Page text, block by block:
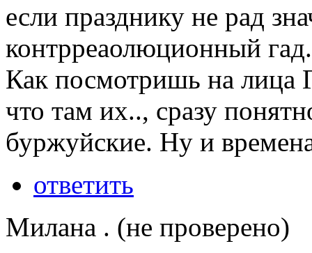
если празднику не рад
контрреаолюционный
Как посмотришь на лица
что там их.., сразу
буржуйские. Ну и
ответить
Милана . (не проверено)